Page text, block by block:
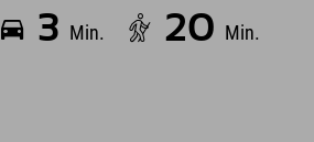
3 Min. 20 Min.